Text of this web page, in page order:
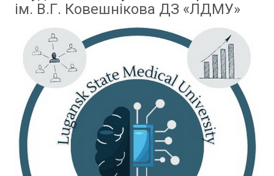
ім. В.Г. Ковешнікова ДЗ «ЛДМУ»